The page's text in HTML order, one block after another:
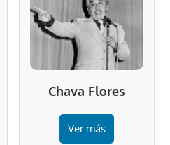
Chava Flores
Ver más